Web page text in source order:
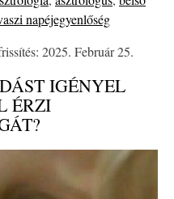
napéjegyenlőség
2025. Február 25.
IGÉNYEL
ÉRZI